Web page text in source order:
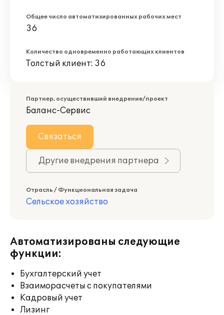
Общее число автоматизированных рабочих мест
36
Количество одновременно работающих клиентов
Толстый клиент: 36
Партнер, осуществивший внедрение/проект
Баланс-Сервис
Связаться
Другие внедрения партнера
Отрасль / Функциональная задача
Сельское хозяйство
Автоматизированы следующие
функции:
Бухгалтерский учет
Взаиморасчеты с покупателями
Кадровый учет
Лизинг